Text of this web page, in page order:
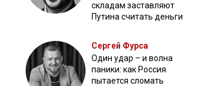
складам заставляют
Путина считать деньги
Сергей Фурса
Один удар – и волна
паники: как Россия
пытается сломать